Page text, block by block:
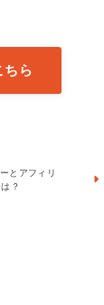
ちら
とアフィリ
？